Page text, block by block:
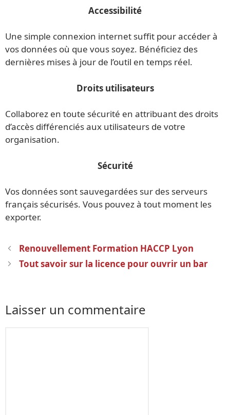
Accessibilité
Une simple connexion internet suffit pour accéder à
vos données où que vous soyez. Bénéficiez des
dernières mises à jour de l’outil en temps réel.
Droits utilisateurs
Collaborez en toute sécurité en attribuant des droits
d’accès différenciés aux utilisateurs de votre
organisation.
Sécurité
Vos données sont sauvegardées sur des serveurs
français sécurisés. Vous pouvez à tout moment les
exporter.
Navigation
des
Renouvellement Formation HACCP Lyon
Tout savoir sur la licence pour ouvrir un bar
Laisser un commentaire